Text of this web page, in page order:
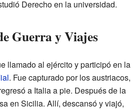
Derecho en la universidad.
Guerra y Viajes
llamado al ejército y participó en la
. Fue capturado por los austriacos,
a Italia a pie. Después de la
en Sicilia. Allí, descansó y viajó,